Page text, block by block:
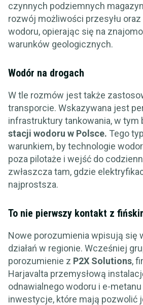
czynnych podziemnych
rozwój możliwości przesyłu
wodoru, opierając się na
warunków geologicznych.
Wodór na drogach
W tle rozmów jest także
transporcie. Wskazywana jest
infrastruktury tankowania, w tym
stacji wodoru w Polsce. Tego
warunkiem, by technologie
poza pilotaże i wejść do
zwłaszcza tam, gdzie
najprostsza.
To nie pierwszy kontakt z
Nowe porozumienia wpisują się
działań w regionie. Wcześniej
porozumienie z P2X Solutions,
Harjavalta przemysłową
odnawialnego wodoru i e-
inwestycje, które mają pozwolić